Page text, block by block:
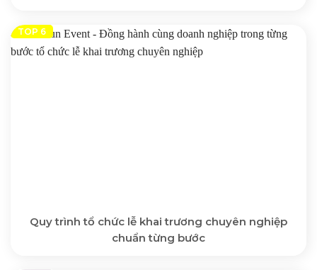
Quy trình tổ chức lễ khai trương chuyên nghiệp
chuẩn từng bước